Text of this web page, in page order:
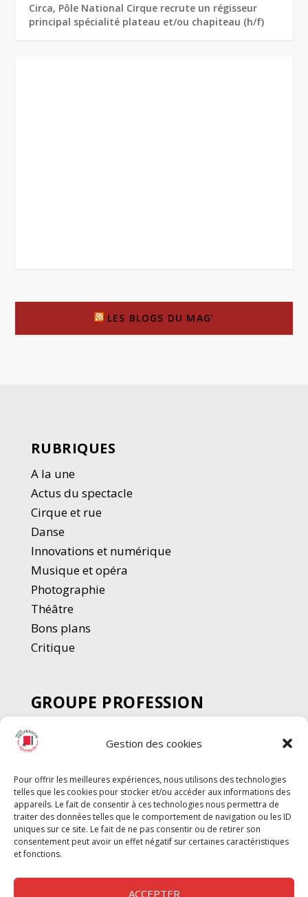
Gestion des cookies
Pour offrir les meilleures expériences, nous utilisons des technologies
telles que les cookies pour stocker et/ou accéder aux informations des
appareils. Le fait de consentir à ces technologies nous permettra de
traiter des données telles que le comportement de navigation ou les ID
uniques sur ce site. Le fait de ne pas consentir ou de retirer son
consentement peut avoir un effet négatif sur certaines caractéristiques
et fonctions.
ACCEPTER
Circa, Pôle National Cirque recrute un régisseur
principal spécialité plateau et/ou chapiteau (h/f)
LES BLOGS DU MAG’
RUBRIQUES
A la une
Actus du spectacle
Cirque et rue
Danse
Innovations et numérique
Musique et opéra
Photographie
Théâtre
Bons plans
Critique
GROUPE PROFESSION
SPECTACLE
Chèque Intermittents
Chèque Compta
Chèque Emploi Spectacle
G-Pods
Profession Audio-visuel